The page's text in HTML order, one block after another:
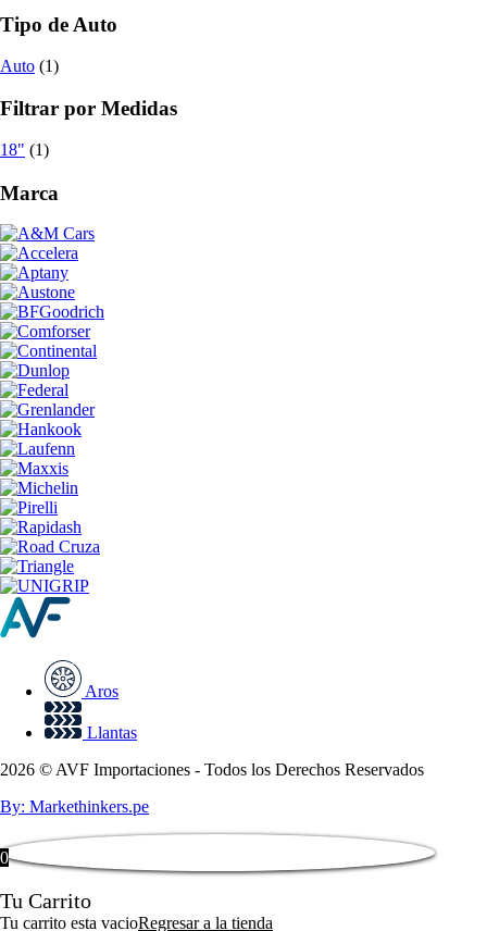
Tipo de Auto
Auto (1)
Filtrar por Medidas
18" (1)
Marca
Aros
Llantas
2026 © AVF Importaciones - Todos los Derechos Reservados
By: Markethinkers.pe
0
Tu Carrito
Tu carrito esta vacioRegresar a la tienda